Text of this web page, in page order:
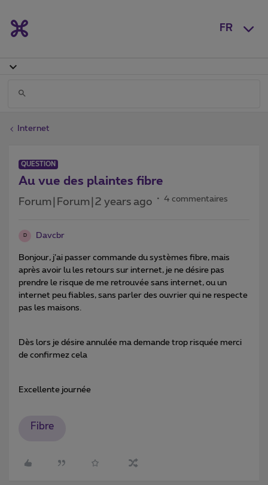
FR
Internet
QUESTION
Au vue des plaintes fibre
Forum|Forum|2 years ago 4 commentaires
D Davcbr
Bonjour, j’ai passer commande du systèmes fibre, mais
après avoir lu les retours sur internet, je ne désire pas
prendre le risque de me retrouvée sans internet, ou un
internet peu fiables, sans parler des ouvrier qui ne respecte
pas les maisons.
Dès lors je désire annulée ma demande trop risquée merci
de confirmez cela
Excellente journée
Fibre